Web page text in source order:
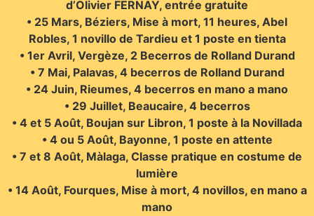
d’Olivier FERNAY, entrée gratuite
• 25 Mars, Béziers, Mise à mort, 11 heures, Abel
Robles, 1 novillo de Tardieu et 1 poste en tienta
• 1er Avril, Vergèze, 2 Becerros de Rolland Durand
• 7 Mai, Palavas, 4 becerros de Rolland Durand
• 24 Juin, Rieumes, 4 becerros en mano a mano
• 29 Juillet, Beaucaire, 4 becerros
• 4 et 5 Août, Boujan sur Libron, 1 poste à la Novillada
• 4 ou 5 Août, Bayonne, 1 poste en attente
• 7 et 8 Août, Màlaga, Classe pratique en costume de
lumière
• 14 Août, Fourques, Mise à mort, 4 novillos, en mano a
mano